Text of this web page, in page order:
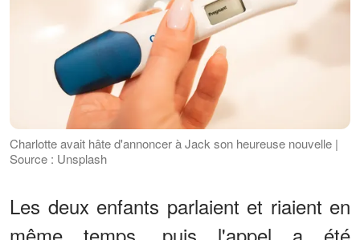
Charlotte avait hâte d'annoncer à Jack son heureuse nouvelle |
Source : Unsplash
Les deux enfants parlaient et riaient en